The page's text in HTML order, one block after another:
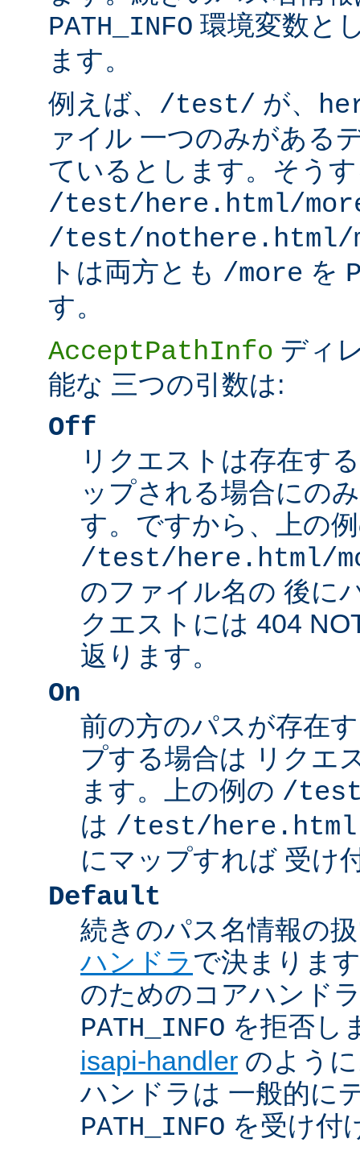
PATH_INFO 環境変数と
ます。
例えば、 /test/ が、
ァイル 一つのみがある
ているとします。そう
/test/here.html/
/test/nothere.html/
トは両方とも /more を
す。
AcceptPathInfo ディ
能な 三つの引数は:
Off
リクエストは存在す
ップされる場合にの
す。ですから、上の
/test/here.html/
のファイル名の 後に
クエストには 404
返ります。
On
前の方のパスが存在
プする場合は リクエ
ます。上の例の /
は /test/here.html
にマップすれば 受け
Default
続きのパス名情報の
ハンドラで決まりま
のためのコアハンド
PATH_INFO を拒否し
isapi-handler のよう
ハンドラは 一般的に
PATH_INFO を受け付